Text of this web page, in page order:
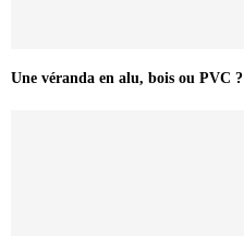
Une véranda en alu, bois ou PVC ?